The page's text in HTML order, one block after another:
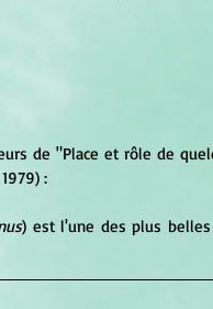
de "Place et rôle de
:
) est l'une des plus